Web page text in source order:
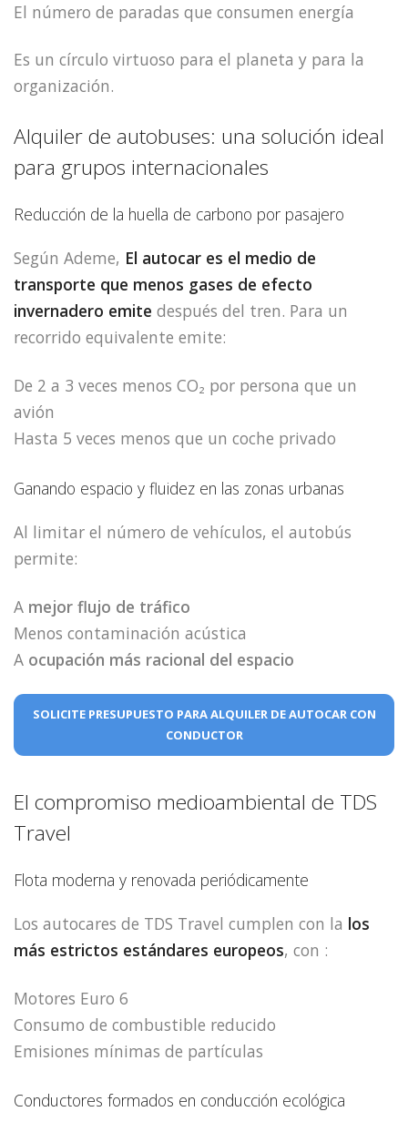
El número de paradas que consumen energía
Es un círculo virtuoso para el planeta y para la
organización.
Alquiler de autobuses: una solución ideal
para grupos internacionales
Reducción de la huella de carbono por pasajero
Según Ademe, El autocar es el medio de
transporte que menos gases de efecto
invernadero emite después del tren. Para un
recorrido equivalente emite:
De 2 a 3 veces menos CO₂ por persona que un
avión
Hasta 5 veces menos que un coche privado
Ganando espacio y fluidez en las zonas urbanas
Al limitar el número de vehículos, el autobús
permite:
A mejor flujo de tráfico
Menos contaminación acústica
A ocupación más racional del espacio
SOLICITE PRESUPUESTO PARA ALQUILER DE AUTOCAR CON
CONDUCTOR
El compromiso medioambiental de TDS
Travel
Flota moderna y renovada periódicamente
Los autocares de TDS Travel cumplen con la los
más estrictos estándares europeos, con :
Motores Euro 6
Consumo de combustible reducido
Emisiones mínimas de partículas
Conductores formados en conducción ecológica